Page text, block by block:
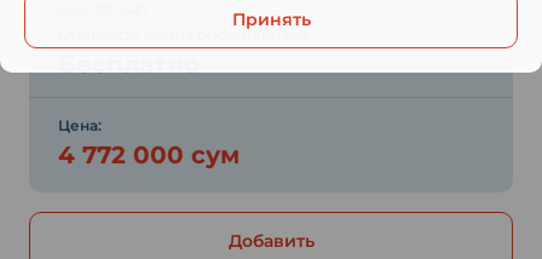
Стоимость взятия биоматериала:
Цена:
4 772 000 сум
Добавить
Принять